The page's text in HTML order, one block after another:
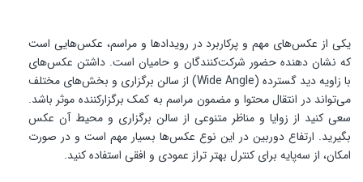
یکی از عکس‌های مهم و پرکاربرد در رویدادها و مراسم، عکس‌هایی است
که نشان دهنده حضور شرکت‌کنندگان و حامیان است. داشتن عکس‌های
با زاویه دید گسترده (Wide Angle) از سالن برگزاری و بخش‌های مختلف
می‌تواند در انتقال محتوا و مضمون مراسم به کمک برگزارکننده موثر باشد.
سعی کنید از زوایا و مناظر متنوعی از سالن برگزاری و محیط آن عکس
بگیرید. ارتفاع دوربین در این نوع عکس‌ها بسیار مهم است و در صورت
امکان، از سه‌پایه برای کنترل بهتر تراز عمودی و افقی استفاده کنید.